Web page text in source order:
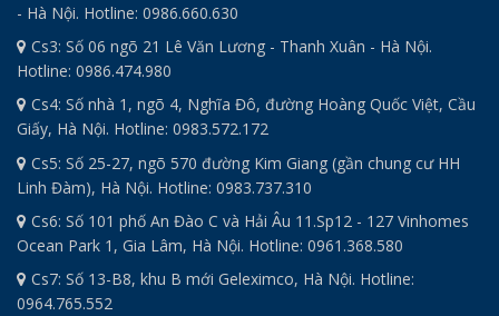
- Hà Nội. Hotline: 0986.660.630
Cs3: Số 06 ngõ 21 Lê Văn Lương - Thanh Xuân - Hà Nội.
Hotline: 0986.474.980
Cs4: Số nhà 1, ngõ 4, Nghĩa Đô, đường Hoàng Quốc Việt, Cầu
Giấy, Hà Nội. Hotline: 0983.572.172
Cs5: Số 25-27, ngõ 570 đường Kim Giang (gần chung cư HH
Linh Đàm), Hà Nội. Hotline: 0983.737.310
Cs6: Số 101 phố An Đào C và Hải Âu 11.Sp12 - 127 Vinhomes
Ocean Park 1, Gia Lâm, Hà Nội. Hotline: 0961.368.580
Cs7: Số 13-B8, khu B mới Geleximco, Hà Nội. Hotline:
0964.765.552